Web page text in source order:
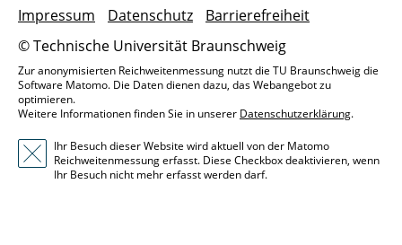
© Technische Universität Braunschweig
Impressum Datenschutz Barrierefreiheit
Zur anonymisierten Reichweitenmessung nutzt die TU Braunschweig die
Software Matomo. Die Daten dienen dazu, das Webangebot zu
optimieren.
Weitere Informationen finden Sie in unserer Datenschutzerklärung.
Ihr Besuch dieser Website wird aktuell von der Matomo
Reichweitenmessung erfasst. Diese Checkbox deaktivieren, wenn
Ihr Besuch nicht mehr erfasst werden darf.